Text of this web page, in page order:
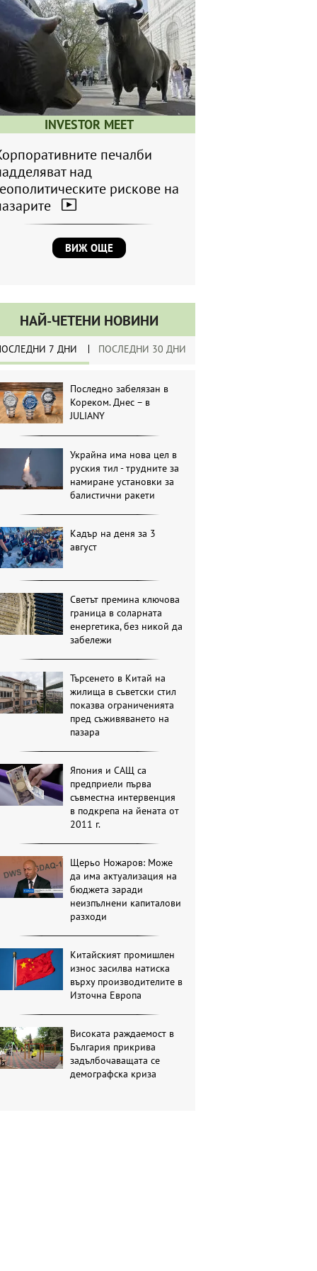
INVESTOR MEET
печалби
над
рискове на
ВИЖ ОЩЕ
НАЙ-ЧЕТЕНИ НОВИНИ
7 ДНИ ПОСЛЕДНИ 30 ДНИ
Последно забелязан в
Кореком. Днес – в
JULIANY
Украйна има нова цел в
руския тил - трудните за
намиране установки за
балистични ракети
Кадър на деня за 3
август
Светът премина ключова
граница в соларната
енергетика, без никой да
забележи
Търсенето в Китай на
жилища в съветски стил
показва ограниченията
пред съживяването на
пазара
Япония и САЩ са
предприели първа
съвместна интервенция
в подкрепа на йената от
2011 г.
Щерьо Ножаров: Може
да има актуализация на
бюджета заради
неизпълнени капиталови
разходи
Китайският промишлен
износ засилва натиска
върху производителите в
Източна Европа
Високата раждаемост в
България прикрива
задълбочаващата се
демографска криза